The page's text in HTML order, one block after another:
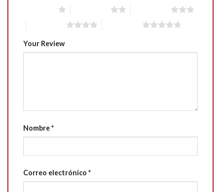
Your Review
Nombre*
Correo electrónico *